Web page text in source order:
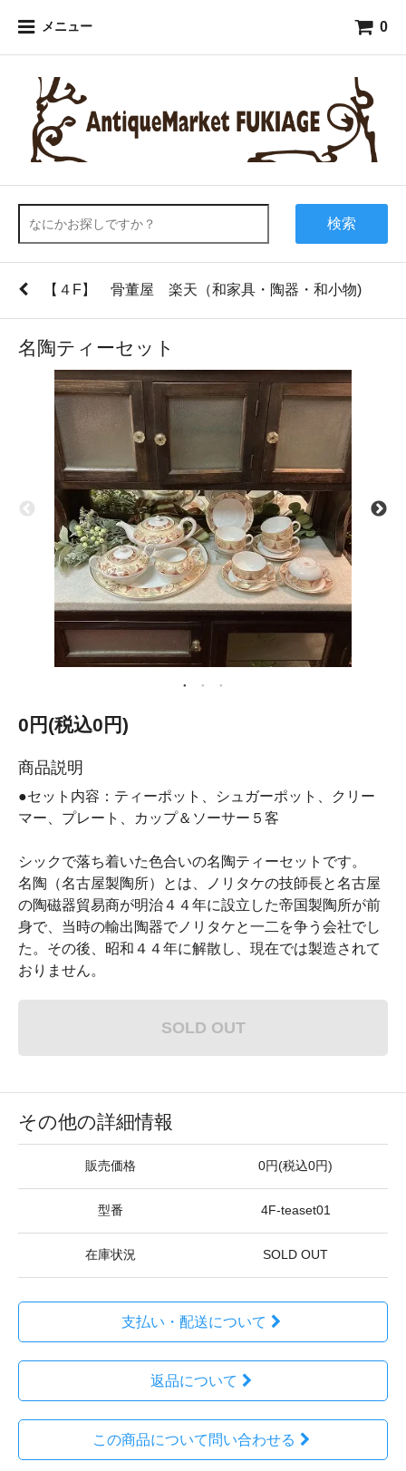
メニュー 0
検索
【４F】 骨董屋 楽天（和家具・陶器・和小物)
名陶ティーセット
0円(税込0円)
商品説明
●セット内容：ティーポット、シュガーポット、クリー
マー、プレート、カップ＆ソーサー５客
シックで落ち着いた色合いの名陶ティーセットです。
名陶（名古屋製陶所）とは、ノリタケの技師長と名古屋
の陶磁器貿易商が明治４４年に設立した帝国製陶所が前
身で、当時の輸出陶器でノリタケと一二を争う会社でし
た。その後、昭和４４年に解散し、現在では製造されて
おりません。
SOLD OUT
その他の詳細情報
販売価格 0円(税込0円)
型番 4F-teaset01
在庫状況 SOLD OUT
支払い・配送について
返品について
この商品について問い合わせる